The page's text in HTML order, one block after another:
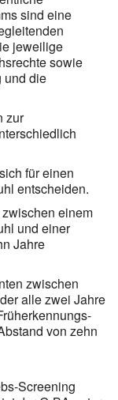
sind eine
jeweilige
sowie
und die
zur
für einen
entscheiden.
einem
und einer
Jahre
zwischen
alle zwei Jahre
von zehn
Screening